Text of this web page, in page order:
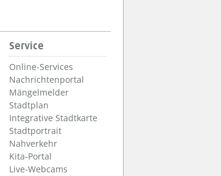
Service
Online-Services
Nachrichtenportal
Mängelmelder
Stadtplan
Integrative Stadtkarte
Stadtportrait
Nahverkehr
Kita-Portal
Live-Webcams